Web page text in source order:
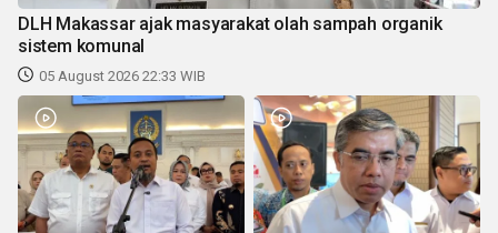
DLH Makassar ajak masyarakat olah sampah organik
sistem komunal
05 August 2026 22:33 WIB